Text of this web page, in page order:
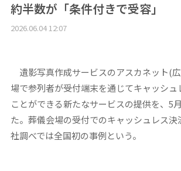
会社概要
約半数が「条件付きで受容」
2026.06.04 12:07
遺影写真作成サービスのアスカネット(
場で参列者が受付端末を通じてキャッシ
ことができる新たなサービスの提供を、5
た。葬儀会場の受付でのキャッシュレス決
社調べでは全国初の事例という。